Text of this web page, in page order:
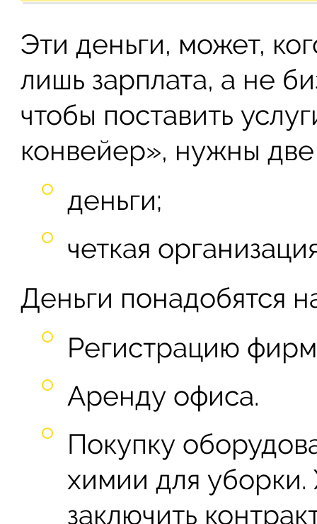
Эти деньги, может,
лишь зарплата, а не
чтобы поставить
конвейер», нужны
деньги;
четкая
Деньги понадобятся
Регистрацию
Аренду офиса.
Покупку
химии для уборки.
заключить